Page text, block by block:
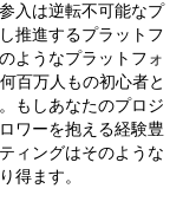
入は逆転不可能なプ
推進するプラットフ
ようなプラットフォ
百万人もの初心者と
もしあなたのプロジ
ワーを抱える経験豊
ィングはそのような
得ます。